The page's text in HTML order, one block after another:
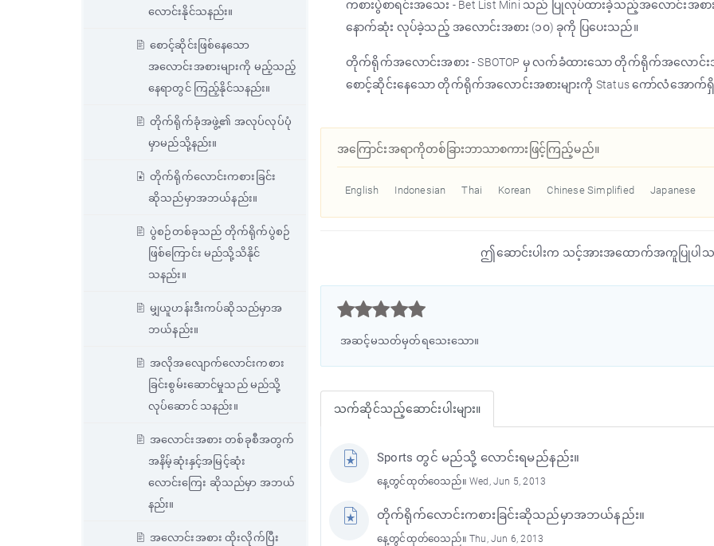
လောင်းနိုင်သနည်း။
စောင့်ဆိုင်းဖြစ်နေသော
အလောင်းအစားများကို မည့်သည့်
နေရာတွင် ကြည့်နိုင်သနည်း။
တိုက်ရိုက်ခုံအဖွဲ့၏ အလုပ်လုပ်ပုံ
မှာမည်သို့နည်း။
တိုက်ရိုက်လောင်းကစားခြင်း
ဆိုသည်မှာအဘယ်နည်း။
ပွဲစဉ်တစ်ခုသည် တိုက်ရိုက်ပွဲစဉ်
ဖြစ်ကြောင်း မည်သို့သိနိုင်
သနည်း။
မျှယူဟန်းဒီးကပ်ဆိုသည်မှာအ
ဘယ်နည်း။
အလိုအလျောက်လောင်းကစား
ခြင်းစွမ်းဆောင်မှုသည် မည်သို့
လုပ်ဆောင် သနည်း။
အလောင်းအစား တစ်ခုစီအတွက်
အနိမ့်ဆုံးနှင့်အမြင့်ဆုံး
လောင်းကြေး ဆိုသည်မှာ အဘယ်
နည်း။
အလောင်းအစား ထိုးလိုက်ပြီး
ကစားပွဲစာရင်းအသေး - Bet List Mini သည် ပြုလုပ်ထားခဲ့သည့်အလောင်းအစား
နောက်ဆုံး လုပ်ခဲ့သည့် အလောင်းအစား (၁၀) ခုကို ပြပေးသည်။
တိုက်ရိုက်အလောင်းအစား - SBOTOP မှ လက်ခံထားသော တိုက်ရိုက်အလောင်းအစ
စောင့်ဆိုင်းနေသော တိုက်ရိုက်အလောင်းအစားများကို Status ကော်လံအောက်
အကြောင်းအရာကိုတစ်ခြားဘာသာစကားဖြင့်ကြည့်မည်။
English Indonesian Thai Korean Chinese Simplified Japanese
ဤဆောင်းပါးက သင့်အားအထောက်အကူပြုပါသ



အဆင့်မသတ်မှတ်ရသေးသော။
သက်ဆိုင်သည့်ဆောင်းပါးများ။
Sports တွင် မည်သို့ လောင်းရမည်နည်း။
နေ့တွင်ထုတ်ဝေသည်။ Wed, Jun 5, 2013
တိုက်ရိုက်လောင်းကစားခြင်းဆိုသည်မှာအဘယ်နည်း။
နေ့တွင်ထုတ်ဝေသည်။ Thu, Jun 6, 2013